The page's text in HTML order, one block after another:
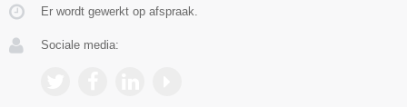
Er wordt gewerkt op afspraak.
Sociale media: